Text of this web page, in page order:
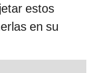
estos
en su